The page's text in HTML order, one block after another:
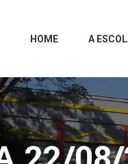
HOME A